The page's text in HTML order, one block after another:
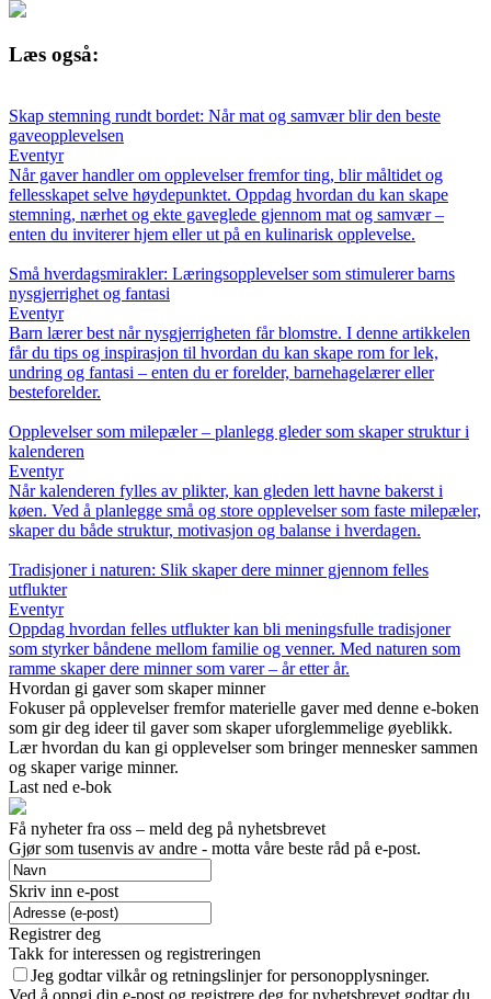
Læs også:
Skap stemning rundt bordet: Når mat og samvær blir den beste
gaveopplevelsen
Eventyr
Når gaver handler om opplevelser fremfor ting, blir måltidet og
fellesskapet selve høydepunktet. Oppdag hvordan du kan skape
stemning, nærhet og ekte gaveglede gjennom mat og samvær –
enten du inviterer hjem eller ut på en kulinarisk opplevelse.
Små hverdagsmirakler: Læringsopplevelser som stimulerer barns
nysgjerrighet og fantasi
Eventyr
Barn lærer best når nysgjerrigheten får blomstre. I denne artikkelen
får du tips og inspirasjon til hvordan du kan skape rom for lek,
undring og fantasi – enten du er forelder, barnehagelærer eller
besteforelder.
Opplevelser som milepæler – planlegg gleder som skaper struktur i
kalenderen
Eventyr
Når kalenderen fylles av plikter, kan gleden lett havne bakerst i
køen. Ved å planlegge små og store opplevelser som faste milepæler,
skaper du både struktur, motivasjon og balanse i hverdagen.
Tradisjoner i naturen: Slik skaper dere minner gjennom felles
utflukter
Eventyr
Oppdag hvordan felles utflukter kan bli meningsfulle tradisjoner
som styrker båndene mellom familie og venner. Med naturen som
ramme skaper dere minner som varer – år etter år.
Hvordan gi gaver som skaper minner
Fokuser på opplevelser fremfor materielle gaver med denne e-boken
som gir deg ideer til gaver som skaper uforglemmelige øyeblikk.
Lær hvordan du kan gi opplevelser som bringer mennesker sammen
og skaper varige minner.
Last ned e-bok
Få nyheter fra oss – meld deg på nyhetsbrevet
Gjør som tusenvis av andre - motta våre beste råd på e-post.
Skriv inn e-post
Registrer deg
Takk for interessen og registreringen
Jeg godtar vilkår og retningslinjer for personopplysninger.